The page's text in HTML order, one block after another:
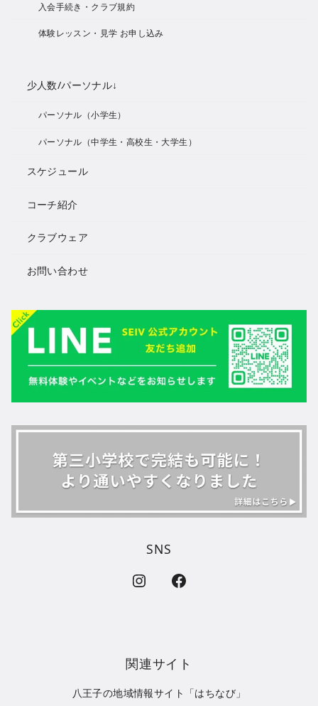
入会手続き・クラブ規約
体験レッスン・見学 お申し込み
少人数/パーソナル↓
パーソナル（小学生）
パーソナル（中学生・高校生・大学生）
スケジュール
コーチ紹介
クラブウェア
お問い合わせ
SNS
インスタグラムのリンク フェイスブックのラベル
関連サイト
八王子の地域情報サイト「はちなび」